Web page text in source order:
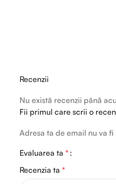
Recenzii
Nu există recenzii până
Fii primul care scrii o
Adresa ta de email nu va
Evaluarea ta *
Recenzia ta *